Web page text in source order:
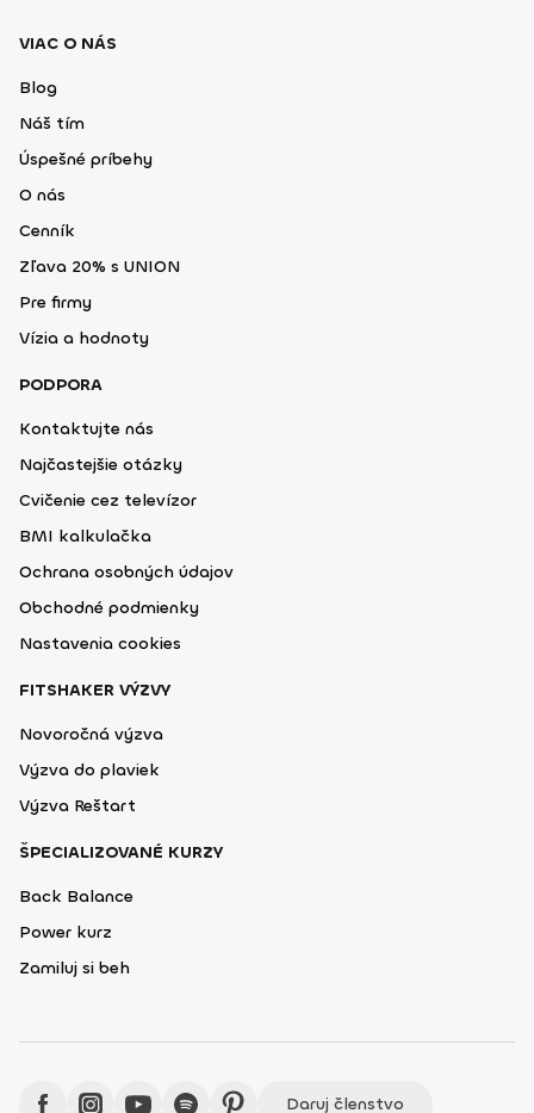
VIAC O NÁS
Blog
Náš tím
Úspešné príbehy
O nás
Cenník
Zľava 20% s UNION
Pre firmy
Vízia a hodnoty
PODPORA
Kontaktujte nás
Najčastejšie otázky
Cvičenie cez televízor
BMI kalkulačka
Ochrana osobných údajov
Obchodné podmienky
Nastavenia cookies
FITSHAKER VÝZVY
Novoročná výzva
Výzva do plaviek
Výzva Reštart
ŠPECIALIZOVANÉ KURZY
Back Balance
Power kurz
Zamiluj si beh
Daruj členstvo